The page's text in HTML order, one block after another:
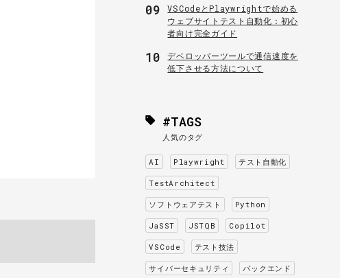
09
VSCodeとPlaywrightで始める
ウェブサイトテスト自動化：初心
者向け完全ガイド
10
デベロッパーツールで通信速度を
低下させる方法について
#TAGS
人気のタグ
AI Playwright テスト自動化
TestArchitect
ソフトウェアテスト Python
JaSST JSTQB Copilot
VSCode テスト技法
サイバーセキュリティ バックエンド